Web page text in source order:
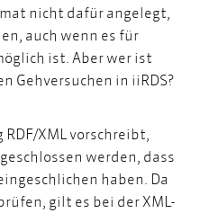
nicht dafür angelegt,
auch wenn es für
ist. Aber wer ist
Gehversuchen in iiRDS?
XML vorschreibt,
werden, dass
haben. Da
gilt es bei der XML-